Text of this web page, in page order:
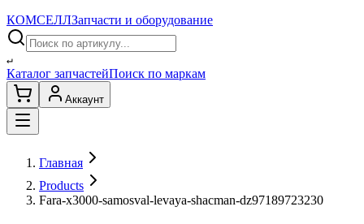
КОМСЕЛЛЗапчасти и оборудование
↵
Каталог запчастейПоиск по маркам
Аккаунт
Главная
Products
Fara-x3000-samosval-levaya-shacman-dz97189723230